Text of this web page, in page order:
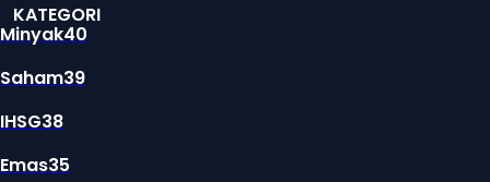
KATEGORI
Minyak40
Saham39
IHSG38
Emas35